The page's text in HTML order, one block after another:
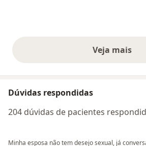
Veja mais
Dúvidas respondidas
204 dúvidas de pacientes
Minha esposa não tem desejo sexual, já